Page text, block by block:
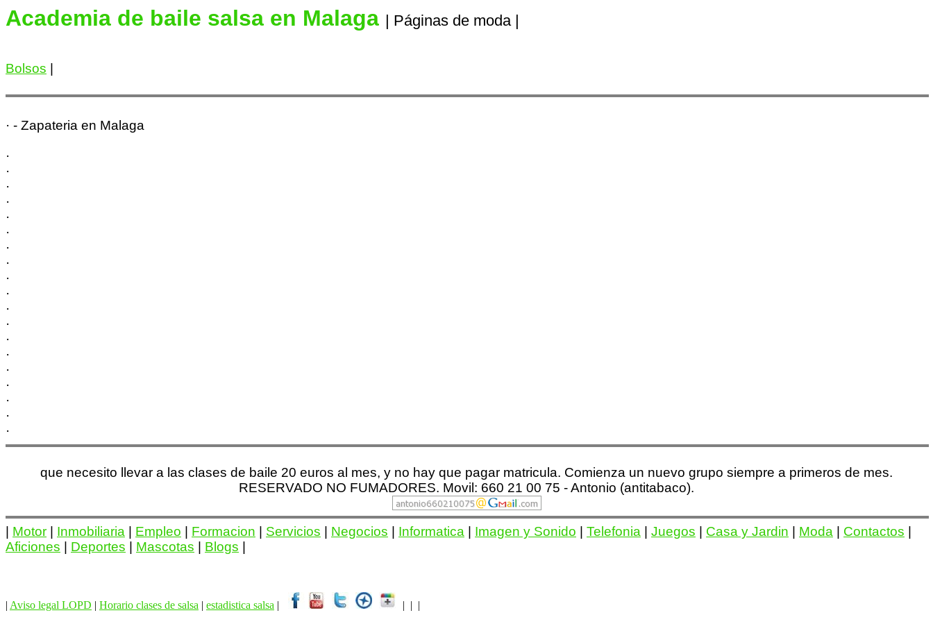
Academia de baile salsa en Malaga | Páginas de moda |
Bolsos
· - Zapateria en Malaga
·
·
·
·
·
·
·
·
·
·
·
·
·
·
·
·
·
·
·
que necesito llevar a las clases de baile 20 euros al mes, y no hay que pagar matricula. Comienza un nuevo grupo siempre a primeros de mes.
RESERVADO NO FUMADORES. Movil: 660 21 00 75 - Antonio (antitabaco).
Motor Inmobiliaria Empleo Formacion Servicios Negocios Informatica Imagen y Sonido Telefonia Juegos Casa y Jardin Moda Contactos
Aficiones
Deportes Mascotas Blogs
| Aviso legal LOPD | Horario clases de salsa | estadistica salsa | | | |